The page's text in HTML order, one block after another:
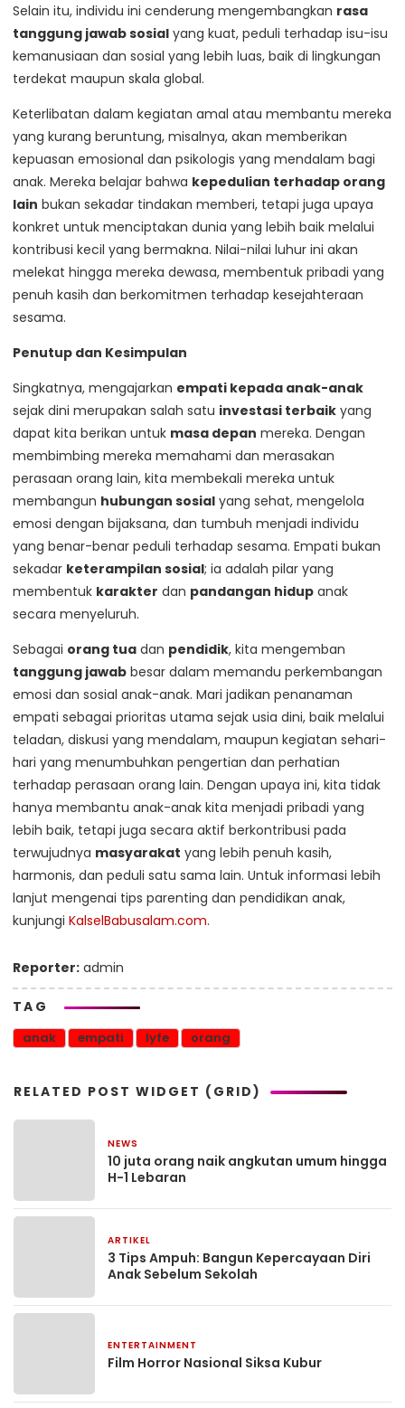
Selain itu, individu ini cenderung mengembangkan rasa
tanggung jawab sosial yang kuat, peduli terhadap isu-isu
kemanusiaan dan sosial yang lebih luas, baik di lingkungan
terdekat maupun skala global.
Keterlibatan dalam kegiatan amal atau membantu mereka
yang kurang beruntung, misalnya, akan memberikan
kepuasan emosional dan psikologis yang mendalam bagi
anak. Mereka belajar bahwa kepedulian terhadap orang
lain bukan sekadar tindakan memberi, tetapi juga upaya
konkret untuk menciptakan dunia yang lebih baik melalui
kontribusi kecil yang bermakna. Nilai-nilai luhur ini akan
melekat hingga mereka dewasa, membentuk pribadi yang
penuh kasih dan berkomitmen terhadap kesejahteraan
sesama.
Penutup dan Kesimpulan
Singkatnya, mengajarkan empati kepada anak-anak
sejak dini merupakan salah satu investasi terbaik yang
dapat kita berikan untuk masa depan mereka. Dengan
membimbing mereka memahami dan merasakan
perasaan orang lain, kita membekali mereka untuk
membangun hubungan sosial yang sehat, mengelola
emosi dengan bijaksana, dan tumbuh menjadi individu
yang benar-benar peduli terhadap sesama. Empati bukan
sekadar keterampilan sosial; ia adalah pilar yang
membentuk karakter dan pandangan hidup anak
secara menyeluruh.
Sebagai orang tua dan pendidik, kita mengemban
tanggung jawab besar dalam memandu perkembangan
emosi dan sosial anak-anak. Mari jadikan penanaman
empati sebagai prioritas utama sejak usia dini, baik melalui
teladan, diskusi yang mendalam, maupun kegiatan sehari-
hari yang menumbuhkan pengertian dan perhatian
terhadap perasaan orang lain. Dengan upaya ini, kita tidak
hanya membantu anak-anak kita menjadi pribadi yang
lebih baik, tetapi juga secara aktif berkontribusi pada
terwujudnya masyarakat yang lebih penuh kasih,
harmonis, dan peduli satu sama lain. Untuk informasi lebih
lanjut mengenai tips parenting dan pendidikan anak,
kunjungi KalselBabusalam.com.
Reporter: admin
TAG
anak empati lyfe orang
RELATED POST WIDGET (GRID)
NEWS
10 juta orang naik angkutan umum hingga
H-1 Lebaran
ARTIKEL
3 Tips Ampuh: Bangun Kepercayaan Diri
Anak Sebelum Sekolah
ENTERTAINMENT
Film Horror Nasional Siksa Kubur